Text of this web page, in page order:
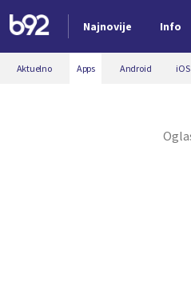
Najnovije Info
Nova vest
Aktuelno Apps Android iOS